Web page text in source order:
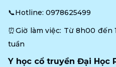
📞Hotline: 0978625499
⏰Giờ làm việc: Từ 8h00
tuần
Y học cổ truyền Đại Học